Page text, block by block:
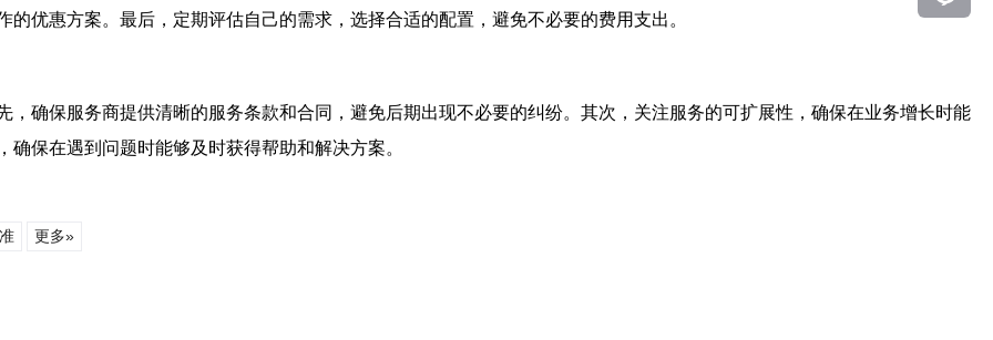
优惠方案。最后，定期评估自己的需求，选择合适的配置，避免不必要的费用支出。
确保服务商提供清晰的服务条款和合同，避免后期出现不必要的纠纷。其次，关注服务的可扩展性，确保在业务增长时能
保在遇到问题时能够及时获得帮助和解决方案。
更多»